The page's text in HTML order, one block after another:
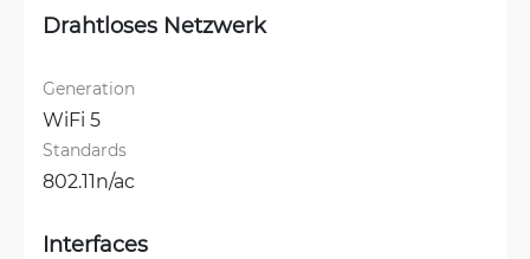
Drahtloses Netzwerk
Generation
WiFi 5
Standards
802.11n/ac
Interfaces